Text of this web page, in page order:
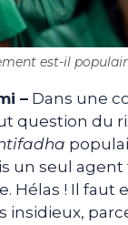
est-il
– Dans une
question du
un seul agent
Hélas ! Il faut
insidieux,